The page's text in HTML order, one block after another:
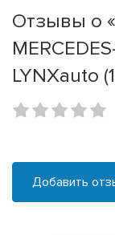
Отзывы о
LYNXauto
Добавить